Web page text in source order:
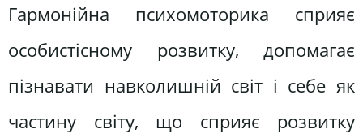
Гармонійна психомоторика сприяє
особистісному розвитку, допомагає
пізнавати навколишній світ і себе як
частину світу, що сприяє розвитку